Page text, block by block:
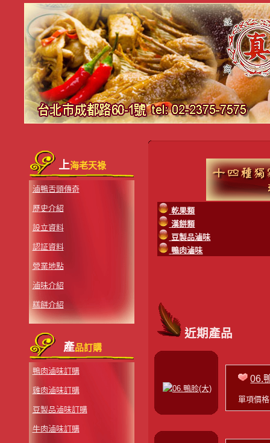
上海老天祿
滷鴨舌頭傳奇
歷史介紹
設立資料
認証資料
營業地點
滷味介紹
糕餅介紹
產品訂購
鴨肉滷味訂購
雞肉滷味訂購
豆製品滷味訂購
牛肉滷味訂購
乾果類
漢餅類
豆製品滷味
鴨肉滷味
近期產品
06.
單項價